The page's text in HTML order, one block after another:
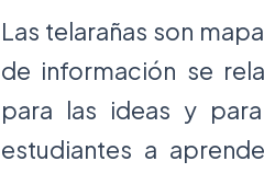
Las telarañas son
de información se
para las ideas y
estudiantes a